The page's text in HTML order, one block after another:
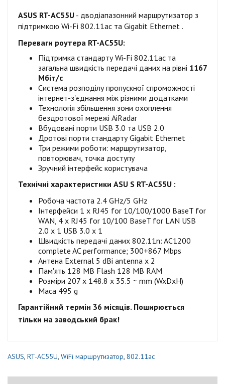
ASUS RT-AC55U - дводіапазонний маршрутизатор з
підтримкою Wi-Fi 802.11ac та Gigabit Ethernet .
Переваги роутера RT-AC55U:
Підтримка стандарту Wi-Fi 802.11ac та
загальна швидкість передачі даних на рівні 1167
Мбіт/с
Система розподілу пропускної спроможності
інтернет-з'єднання між різними додатками
Технологія збільшення зони охоплення
бездротової мережі AiRadar
Вбудовані порти USB 3.0 та USB 2.0
Дротові порти стандарту Gigabit Ethernet
Три режими роботи: маршрутизатор,
повторювач, точка доступу
Зручний інтерфейс користувача
Технічні характеристики ASU S RT-AC55U :
Робоча частота 2.4 GHz/5 GHz
Інтерфейси 1 x RJ45 for 10/100/1000 BaseT for
WAN, 4 x RJ45 for 10/100 BaseT for LAN USB
2.0 x 1 USB 3.0 x 1
Швидкість передачі даних 802.11n: AC1200
complete AC performance; 300+867 Mbps
Антена External 5 dBi antenna x 2
Пам'ять 128 MB Flash 128 MB RAM
Розміри 207 x 148.8 x 35.5 ~ mm (WxDxH)
Маса 495 g
Гарантійний термін 36 місяців. Поширюється
тільки на заводський брак!
ASUS, RT-AC55U, WiFi маршрутизатор, 802.11ac